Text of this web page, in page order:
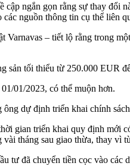
ngắn gọn rằng sự thay đổi
nguồn thông tin cụ thể liên
Varnavas – tiết lộ rằng trong
sản tối thiểu từ 250.000 EUR
01/2023, có thể muộn hơn.
ông dự định triển khai chính
gian triển khai quy định mới
tháng sau giao thừa, thay vì
tư đã chuyển tiền cọc vào các